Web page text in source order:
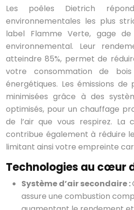
Les poêles Dietrich
environnementales les plus
label Flamme Verte, gage
environnemental. Leur
atteindre 85%, permet de
votre consommation de
énergétiques. Les émissions
minimisées grâce à des
optimisés, pour un chauffage
de l’air que vous respirez. La
contribue également à réduire
limitant ainsi votre empreinte
Technologies au cœur
Système d’air secondaire :
assure une combustion